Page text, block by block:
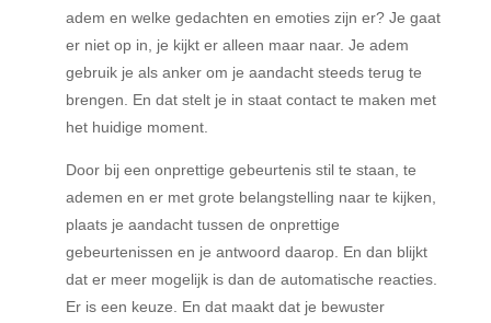
adem en welke gedachten en emoties zijn er? Je gaat
er niet op in, je kijkt er alleen maar naar. Je adem
gebruik je als anker om je aandacht steeds terug te
brengen. En dat stelt je in staat contact te maken met
het huidige moment.
Door bij een onprettige gebeurtenis stil te staan, te
ademen en er met grote belangstelling naar te kijken,
plaats je aandacht tussen de onprettige
gebeurtenissen en je antwoord daarop. En dan blijkt
dat er meer mogelijk is dan de automatische reacties.
Er is een keuze. En dat maakt dat je bewuster